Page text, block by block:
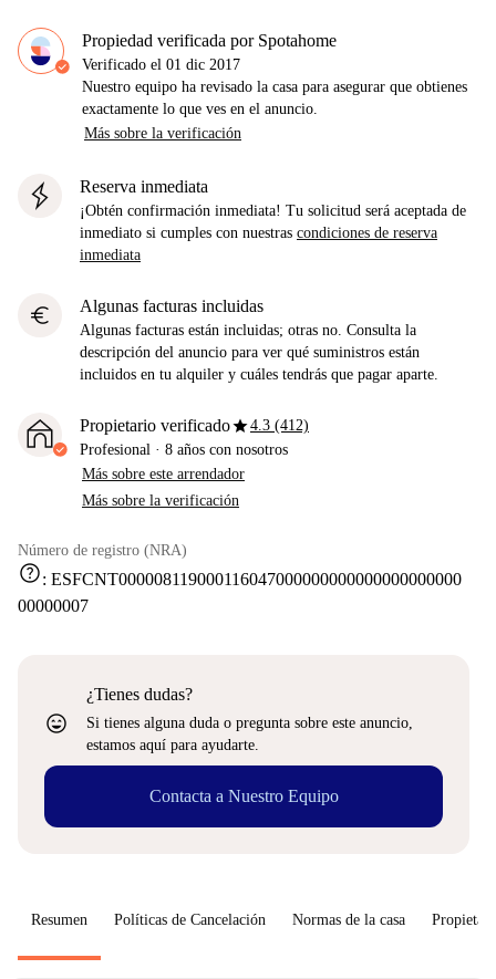
Propiedad verificada por Spotahome
Verificado el 01 dic 2017
Nuestro equipo ha revisado la casa para asegurar que obtienes
exactamente lo que ves en el anuncio.
Más sobre la verificación
Reserva inmediata
¡Obtén confirmación inmediata! Tu solicitud será aceptada de
inmediato si cumples con nuestras condiciones de reserva
inmediata
euro Algunas facturas incluidas
Algunas facturas están incluidas; otras no. Consulta la
descripción del anuncio para ver qué suministros están
incluidos en tu alquiler y cuáles tendrás que pagar aparte.
Propietario verificadostar4.3 (412)
Profesional · 8 años con nosotros
Más sobre este arrendador
Más sobre la verificación
Número de registro (NRA)
help: ESFCNT000008119000116047000000000000000000000
00000007
sentiment_very_satisfied
¿Tienes dudas?
Si tienes alguna duda o pregunta sobre este anuncio,
estamos aquí para ayudarte.
Contacta a Nuestro Equipo
Resumen Políticas de Cancelación Normas de la casa